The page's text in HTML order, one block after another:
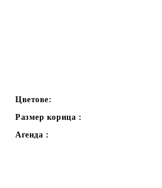
Цветове:
Размер корица :
Агенда :